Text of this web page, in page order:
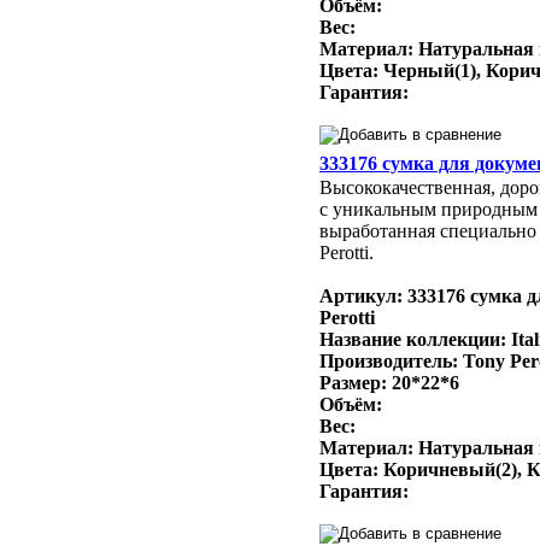
Объём:
Вес:
Материал: Натуральная
Цвета: Черный(1),
Гарантия:
333176 сумка для
Высококачественная,
с уникальным природным
выработанная
Perotti.
Артикул: 333176 сумка
Perotti
Название коллекции:
Производитель: Tony
Размер: 20*22*6
Объём:
Вес:
Материал: Натуральная
Цвета: Коричневый(2),
Гарантия: